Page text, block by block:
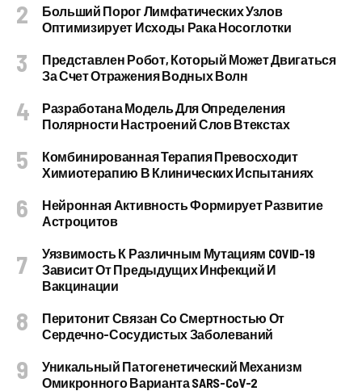
Больший Порог Лимфатических Узлов
Оптимизирует Исходы Рака Носоглотки
Представлен Робот, Который Может Двигаться
За Счет Отражения Водных Волн
Разработана Модель Для Определения
Полярности Настроений Слов Втекстах
Комбинированная Терапия Превосходит
Химиотерапию В Клинических Испытаниях
Нейронная Активность Формирует Развитие
Астроцитов
Уязвимость К Различным Мутациям COVID-19
Зависит От Предыдущих Инфекций И
Вакцинации
Перитонит Связан Со Смертностью От
Сердечно-Сосудистых Заболеваний
Уникальный Патогенетический Механизм
Омикронного Варианта SARS-CoV-2